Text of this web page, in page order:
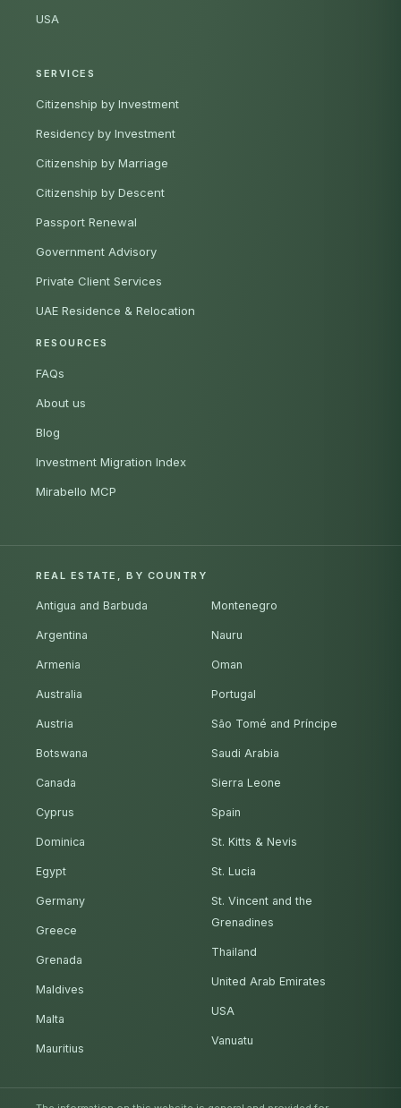
USA
SERVICES
Citizenship by Investment
Residency by Investment
Citizenship by Marriage
Citizenship by Descent
Passport Renewal
Government Advisory
Private Client Services
UAE Residence & Relocation
RESOURCES
FAQs
About us
Blog
Investment Migration Index
Mirabello MCP
REAL ESTATE, BY COUNTRY
Antigua and Barbuda
Argentina
Armenia
Australia
Austria
Botswana
Canada
Cyprus
Dominica
Egypt
Germany
Greece
Grenada
Maldives
Malta
Mauritius
Montenegro
Nauru
Oman
Portugal
São Tomé and Príncipe
Saudi Arabia
Sierra Leone
Spain
St. Kitts & Nevis
St. Lucia
St. Vincent and the
Grenadines
Thailand
United Arab Emirates
USA
Vanuatu